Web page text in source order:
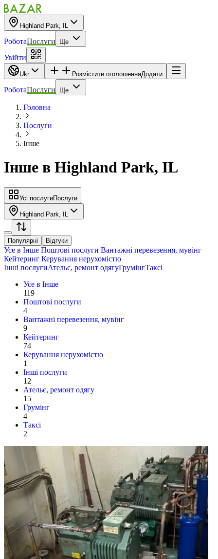
Highland Park, IL
РоботаПослуги Ще
Увійти
Ukr Розмістити оголошенняДодати
РоботаПослуги Ще
Головна
Послуги
Інше
Інше в Highland Park, IL
Усі послугиПослуги
Highland Park, IL
Популярні Відгуки
Усе в Інше Поштові послуги Вантажні перевезення, мувінг
Кейтеринг Керування нерухомістю
Інші послугиАтельє, ремонт одягуГрумінгТаксі
Усе в Інше
119
Поштові послуги
4
Вантажні перевезення, мувінг
9
Кейтеринг
74
Керування нерухомістю
1
Інші послуги
12
Ательє, ремонт одягу
15
Грумінг
4
Таксі
2